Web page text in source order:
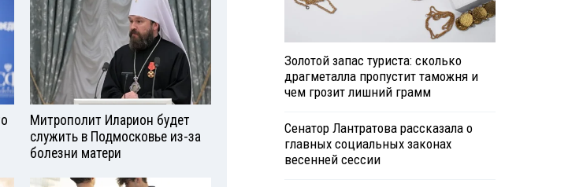
Митрополит Иларион будет
служить в Подмосковье из-за
болезни матери
Золотой запас туриста: сколько
драгметалла пропустит таможня и
чем грозит лишний грамм
Сенатор Лантратова рассказала о
главных социальных законах
весенней сессии